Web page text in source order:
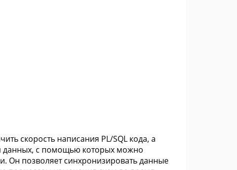
скорость написания PL/SQL кода, а
данных, с помощью которых можно
Он позволяет синхронизировать данные